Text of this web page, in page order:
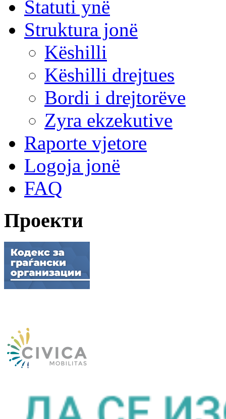
Statuti ynë
Struktura jonë
Këshilli
Këshilli drejtues
Bordi i drejtorëve
Zyra ekzekutive
Raporte vjetore
Logoja jonë
FAQ
Проекти